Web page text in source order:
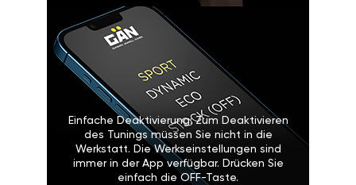
Einfache Deaktivierung: Zum Deaktivieren
des Tunings müssen Sie nicht in die
Werkstatt. Die Werkseinstellungen sind
immer in der App verfügbar. Drücken Sie
einfach die OFF-Taste.